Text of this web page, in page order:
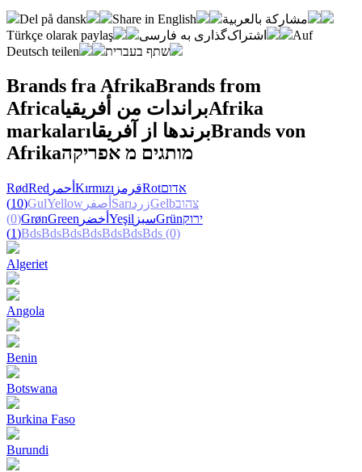
Del på dansk Share in English
مشاركة بالعربية
Türkçe olarak paylaş
اشتراک‌گذاری به فارسی
Auf
Deutsch teilen
שתף בעברית
Brands fra AfrikaBrands from
Africaبراندات من أفريقياAfrika
markalarıبرندها از آفریقاBrands von
Afrikaמותגים מ אפריקה
RødRed أحمر Kırmızı قرمزRotאדום
(10)GulYellow أصفر SarıزردGelbצהוב
(0)GrønGreen أخضر Yeşil سبزGrünירוק
(1)BdsBdsBdsBdsBdsBdsBds (0)
Algeriet
Angola
Benin
Botswana
Burkina Faso
Burundi